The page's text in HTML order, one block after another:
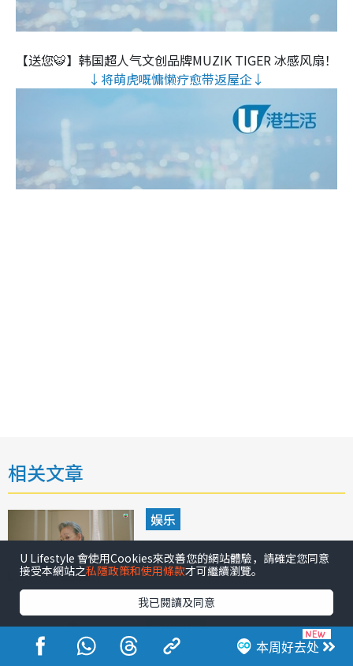
【送您🐯】韩国超人气文创品牌MUZIK TIGER 冰感风扇！
↓将萌虎嘅慵懒疗愈带返屋企↓
相关文章
娱乐
夫妇的博弈｜《呆佬拜寿》“奶
奶”黄文慧惊喜登场！相隔40年
重返TVB全因一原因
电影剧集
夫妻的博弈张颖康角色全解析：
本周好去处
U Lifestyle 會使用Cookies來改善您的網站體驗，請確定您同意
接受本網站之私隱政策和使用條款才可繼續瀏覽。
我已閱讀及同意